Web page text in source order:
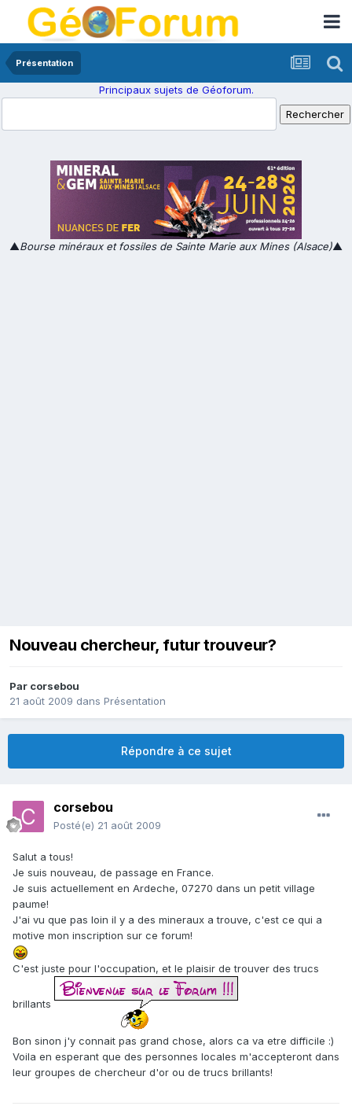
Présentation
Principaux sujets de Géoforum.
▲Bourse minéraux et fossiles de Sainte Marie aux Mines (Alsace)▲
Nouveau chercheur, futur trouveur?
Par corsebou
21 août 2009 dans Présentation
Répondre à ce sujet
corsebou
Posté(e) 21 août 2009
Salut a tous!
Je suis nouveau, de passage en France.
Je suis actuellement en Ardeche, 07270 dans un petit village
paume!
J'ai vu que pas loin il y a des mineraux a trouve, c'est ce qui a
motive mon inscription sur ce forum!
C'est juste pour l'occupation, et le plaisir de trouver des trucs
brillants
Bon sinon j'y connait pas grand chose, alors ca va etre difficile :)
Voila en esperant que des personnes locales m'accepteront dans
leur groupes de chercheur d'or ou de trucs brillants!